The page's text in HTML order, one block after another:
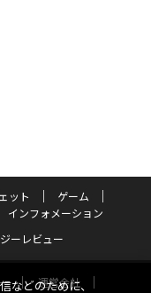
ット
ゲーム
インフォメーション
ーレビュー
運営会社
などのために、